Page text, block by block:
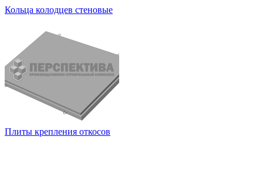
Кольца колодцев стеновые
Плиты крепления откосов